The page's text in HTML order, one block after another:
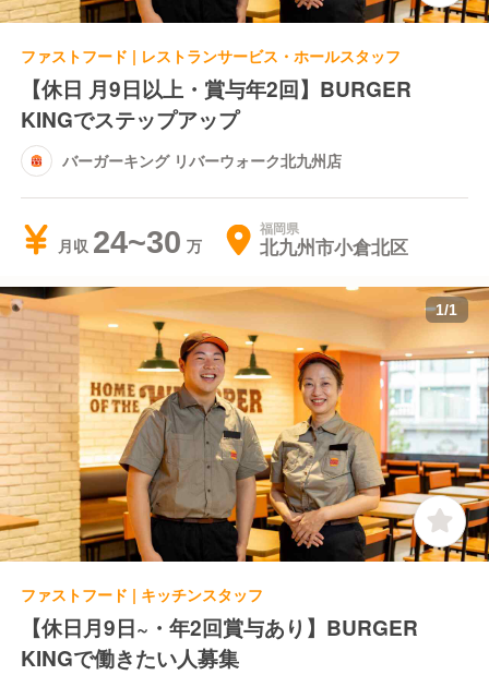
ファストフード | レストランサービス・ホールスタッフ
【休日 月9日以上・賞与年2回】BURGER
KINGでステップアップ
バーガーキング リバーウォーク北九州店
月収 24~30 福岡県
北九州市小倉北区
1/1
ファストフード | キッチンスタッフ
【休日月9日~・年2回賞与あり】BURGER
KINGで働きたい人募集